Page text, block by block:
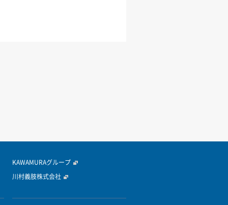
KAWAMURAグループ
川村義肢株式会社